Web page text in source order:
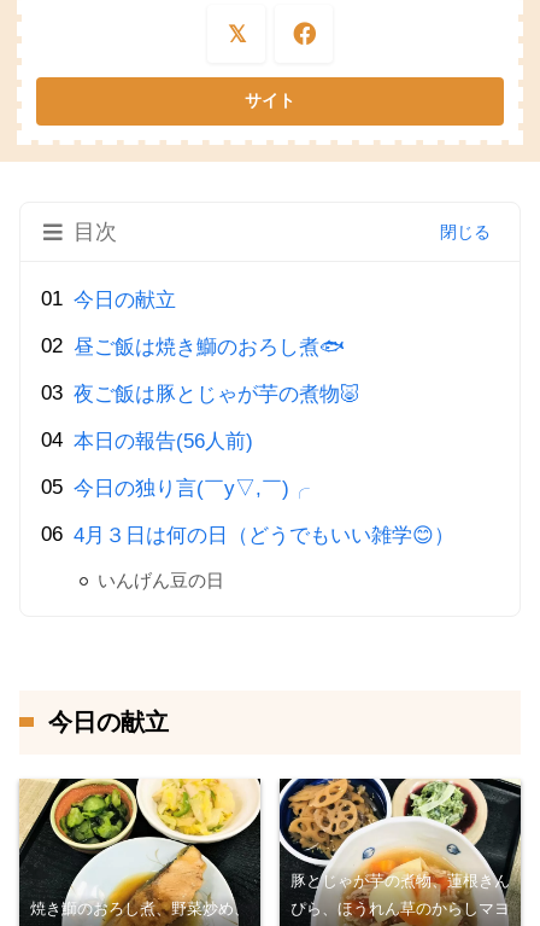
目次
今日の献立
昼ご飯は焼き鰤のおろし煮🐟
夜ご飯は豚とじゃが芋の煮物🐷
本日の報告(56人前)
今日の独り言(￣y▽,￣)╭
4月３日は何の日（どうでもいい雑学😊）
いんげん豆の日
今日の献立
焼き鰤のおろし煮、野菜炒め、
豚とじゃが芋の煮物、蓮根きん
ぴら、ほうれん草のからしマヨ